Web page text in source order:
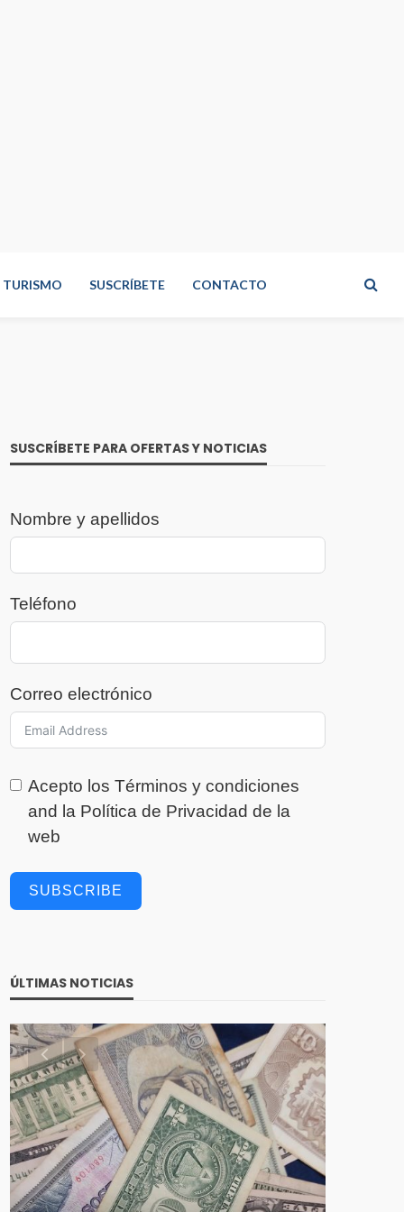
TURISMO SUSCRÍBETE CONTACTO
SUSCRÍBETE PARA OFERTAS Y NOTICIAS
Nombre y apellidos
Teléfono
Correo electrónico
Acepto los Términos y condiciones
and la Política de Privacidad de la
web
SUBSCRIBE
ÚLTIMAS NOTICIAS